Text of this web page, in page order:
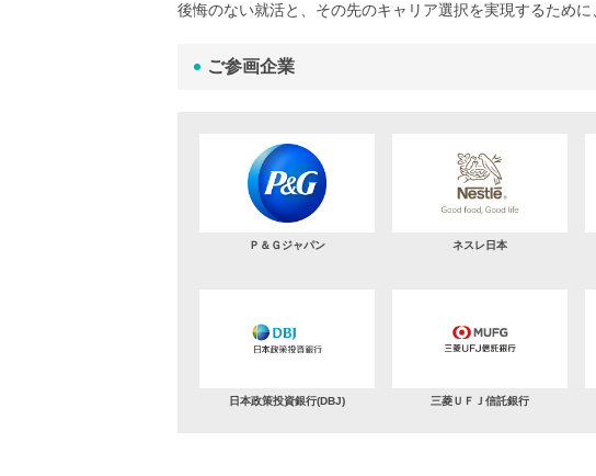
後悔のない就活と、その先のキャリア選択を実現するために
ご参画企業
Ｐ＆Ｇジャパン ネスレ日本
日本政策投資銀行(DBJ) 三菱ＵＦＪ信託銀行